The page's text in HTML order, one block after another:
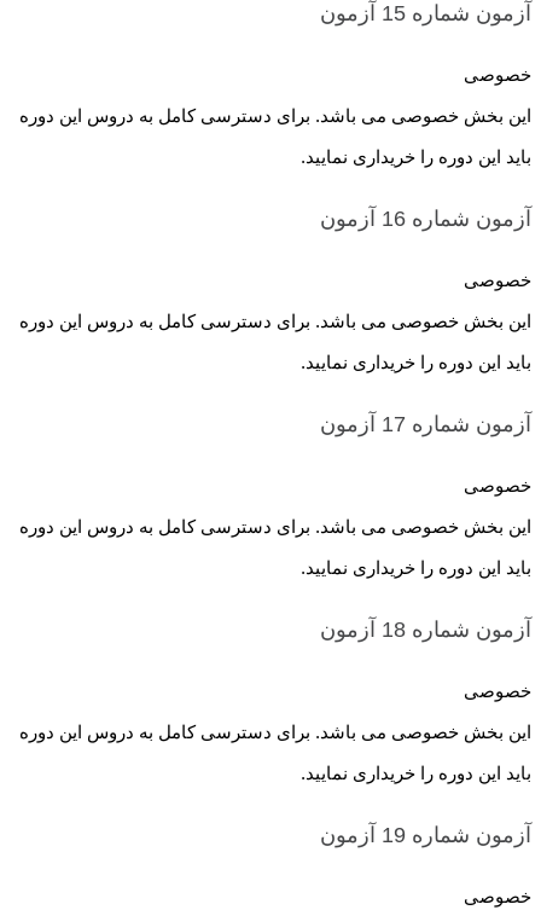
آزمون شماره 15 آزمون
خصوصی
این بخش خصوصی می باشد. برای دسترسی کامل به دروس این دوره
باید این دوره را خریداری نمایید.
آزمون شماره 16 آزمون
خصوصی
این بخش خصوصی می باشد. برای دسترسی کامل به دروس این دوره
باید این دوره را خریداری نمایید.
آزمون شماره 17 آزمون
خصوصی
این بخش خصوصی می باشد. برای دسترسی کامل به دروس این دوره
باید این دوره را خریداری نمایید.
آزمون شماره 18 آزمون
خصوصی
این بخش خصوصی می باشد. برای دسترسی کامل به دروس این دوره
باید این دوره را خریداری نمایید.
آزمون شماره 19 آزمون
خصوصی